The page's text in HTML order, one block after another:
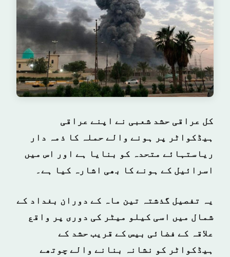
کل عراقی حشد شعبی نے اپنے عراقی
ہیڈکواٹر پر ہونے والے حملہ کا ذمہ دار
ریاستہائے متحدہ کو بنایا ہے اور اس میں
اسرائیل کے ہونے کا بھی اشارہ کیا ہے۔
یہ تفصیل گذشتہ تین ماہ کے دوران بغداد کے
شمال میں اسی کیلو میٹر کی دوری پر واقع
علاقہ کے فضائی بیس کے قریب حشد کے
ہیڈکواٹر کو نشانہ بنانے والے چوتھے